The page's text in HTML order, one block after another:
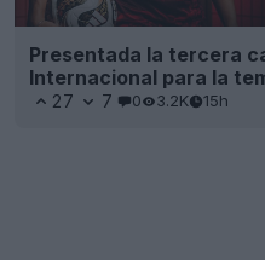
Presentada la tercera
Internacional para la
27 7 0 3.2K 15h